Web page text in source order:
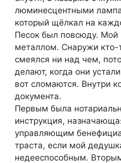
люминесцентными
который щёлкал на
Песок был повсюду. Мой
металлом. Снаружи
смеялся ни над чем,
делают, когда они
вот сломаются. Внутри
документа.
Первым была
инструкция,
управляющим
траста, если мой
недееспособным.